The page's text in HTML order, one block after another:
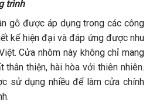
trình
gỗ được áp dụng trong các công
kế hiện đại và đáp ứng được nhu
Cửa nhôm này không chỉ mang
thiện, hài hòa với thiên nhiên.
sử dụng nhiều để làm cửa chính